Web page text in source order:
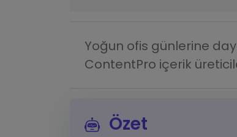
Yoğun ofis günlerine
ContentPro içerik
Özet